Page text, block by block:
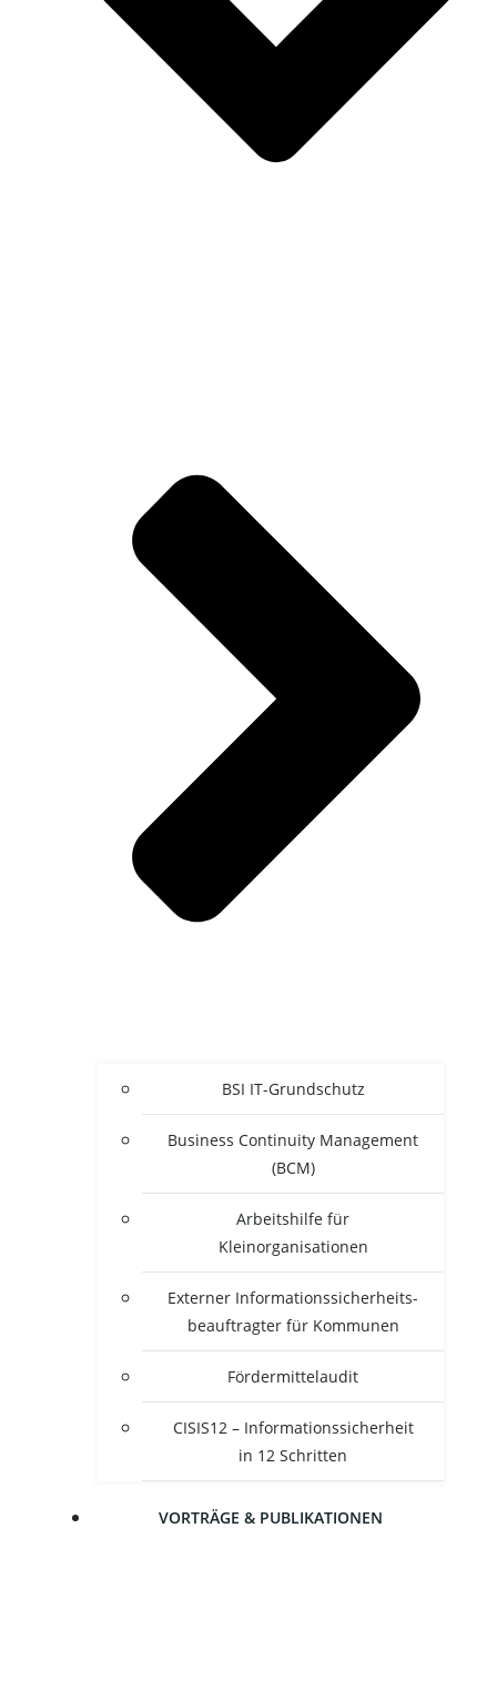
BSI IT-Grun­d­­schutz
Busi­ness Con­ti­nui­ty Manage­ment
(BCM)
Arbeits­hil­fe für
Kleinorganisationen
Exter­ner Infor­ma­ti­ons­si­cher­heits­
be­auf­trag­ter für Kommunen
För­der­mit­tel­au­dit
CISIS12 – Infor­ma­ti­ons­si­cher­heit
in 12 Schritten
VOR­TRÄ­GE & PUBLIKATIONEN